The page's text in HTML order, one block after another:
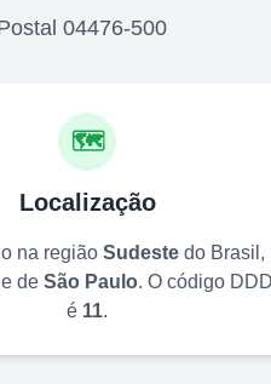
04476-500
🗺️
Localização
na região Sudeste do Brasil,
de São Paulo. O código
é 11.